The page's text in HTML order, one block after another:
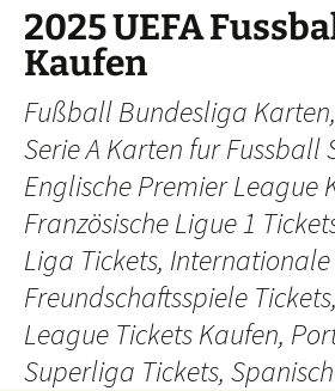
Skip
content
2025 UEFA
Kaufen
Fußball Bundesliga
Serie A Karten fur Fussball
Englische Premier League
Französische Ligue 1
Liga Tickets, Internationale
Freundschaftsspiele
League Tickets Kaufen,
Superliga Tickets,